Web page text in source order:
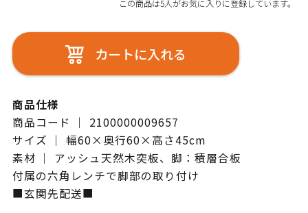
この商品は5人がお気に入りに登録しています。
カートに入れる
商品仕様
商品コード ｜ 2100000009657
サイズ ｜ 幅60×奥行60×高さ45cm
素材 ｜ アッシュ天然木突板、脚：積層合板
付属の六角レンチで脚部の取り付け
■玄関先配送■